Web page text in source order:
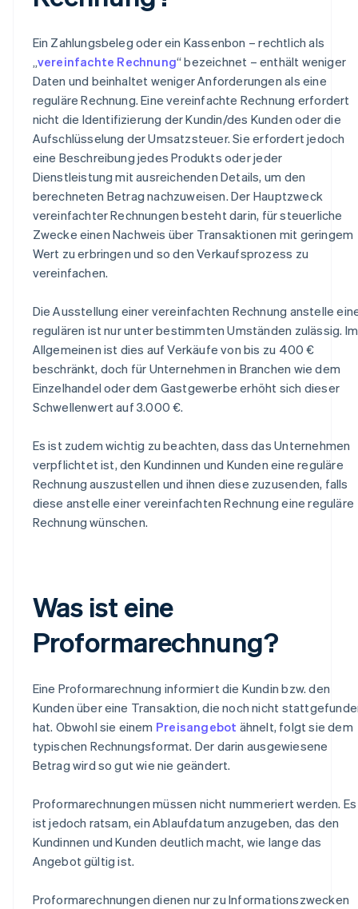
Ein Zahlungsbeleg oder ein Kassenbon – rechtlich als
„vereinfachte Rechnung“ bezeichnet – enthält weniger
Daten und beinhaltet weniger Anforderungen als eine
reguläre Rechnung. Eine vereinfachte Rechnung erfordert
nicht die Identifizierung der Kundin/des Kunden oder die
Aufschlüsselung der Umsatzsteuer. Sie erfordert jedoch
eine Beschreibung jedes Produkts oder jeder
Dienstleistung mit ausreichenden Details, um den
berechneten Betrag nachzuweisen. Der Hauptzweck
vereinfachter Rechnungen besteht darin, für steuerliche
Zwecke einen Nachweis über Transaktionen mit geringem
Wert zu erbringen und so den Verkaufsprozess zu
vereinfachen.
Die Ausstellung einer vereinfachten Rechnung anstelle
regulären ist nur unter bestimmten Umständen zulässig. Im
Allgemeinen ist dies auf Verkäufe von bis zu 400 €
beschränkt, doch für Unternehmen in Branchen wie dem
Einzelhandel oder dem Gastgewerbe erhöht sich dieser
Schwellenwert auf 3.000 €.
Es ist zudem wichtig zu beachten, dass das Unternehmen
verpflichtet ist, den Kundinnen und Kunden eine reguläre
Rechnung auszustellen und ihnen diese zuzusenden, falls
diese anstelle einer vereinfachten Rechnung eine reguläre
Rechnung wünschen.
Was ist eine
Proformarechnung?
Eine Proformarechnung informiert die Kundin bzw. den
Kunden über eine Transaktion, die noch nicht
hat. Obwohl sie einem Preisangebot ähnelt, folgt sie dem
typischen Rechnungsformat. Der darin ausgewiesene
Betrag wird so gut wie nie geändert.
Proformarechnungen müssen nicht nummeriert werden. Es
ist jedoch ratsam, ein Ablaufdatum anzugeben, das den
Kundinnen und Kunden deutlich macht, wie lange das
Angebot gültig ist.
Proformarechnungen dienen nur zu Informationszwecken